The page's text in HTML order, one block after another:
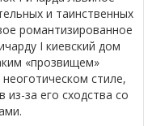
и таинственных
романтизированное
I киевский дом
«прозвищем»
стиле,
из-за его сходства со